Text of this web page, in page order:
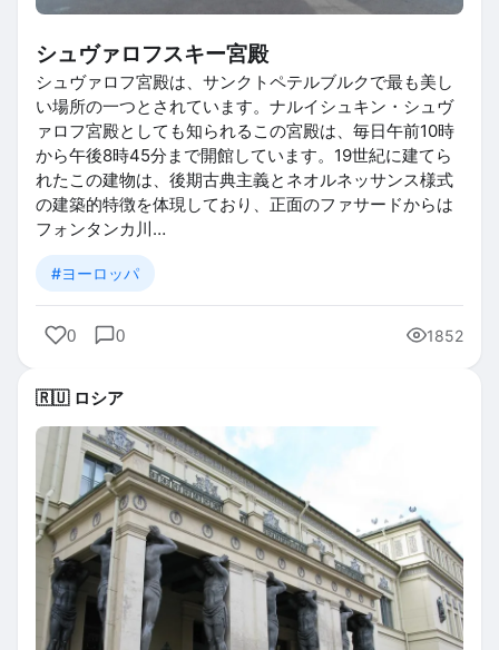
シュヴァロフスキー宮殿
シュヴァロフ宮殿は、サンクトペテルブルクで最も美し
い場所の一つとされています。ナルイシュキン・シュヴ
ァロフ宮殿としても知られるこの宮殿は、毎日午前10時
から午後8時45分まで開館しています。19世紀に建てら
れたこの建物は、後期古典主義とネオルネッサンス様式
の建築的特徴を体現しており、正面のファサードからは
フォンタンカ川…
#ヨーロッパ
0 0 1852
🇷🇺 ロシア